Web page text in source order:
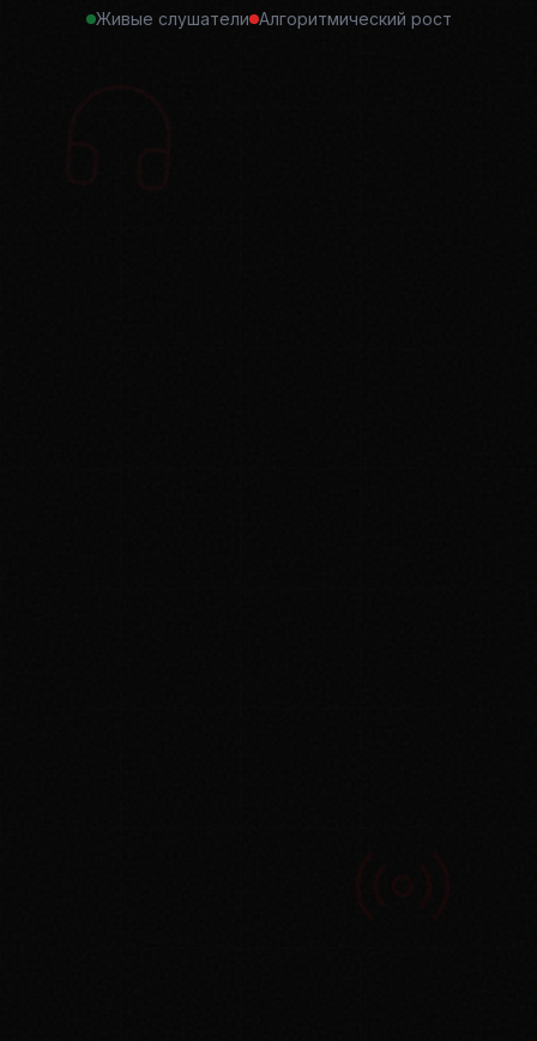
Живые слушатели Алгоритмический рост